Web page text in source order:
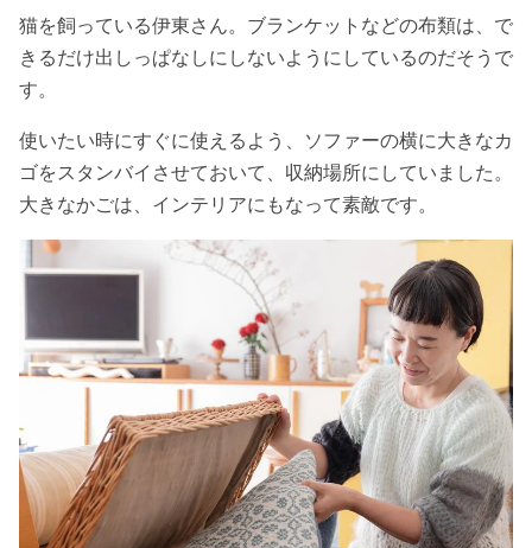
猫を飼っている伊東さん。ブランケットなどの布類は、で
きるだけ出しっぱなしにしないようにしているのだそうで
す。
使いたい時にすぐに使えるよう、ソファーの横に大きなカ
ゴをスタンバイさせておいて、収納場所にしていました。
大きなかごは、インテリアにもなって素敵です。